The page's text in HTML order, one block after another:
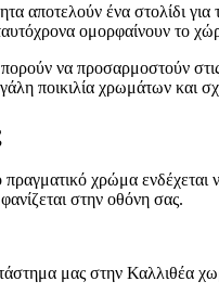
αποτελούν ένα στολίδι για
ομορφαίνουν το
να προσαρμοστούν
ποικιλία χρωμάτων και
πραγματικό χρώμα ενδέχεται
στην οθόνη σας.
μας στην Καλλιθέα